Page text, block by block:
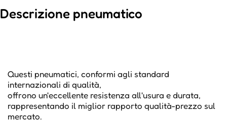
Descrizione pneumatico
Questi pneumatici, conformi agli standard
internazionali di qualità,
offrono un'eccellente resistenza all'usura e durata,
rappresentando il miglior rapporto qualità-prezzo sul
mercato.